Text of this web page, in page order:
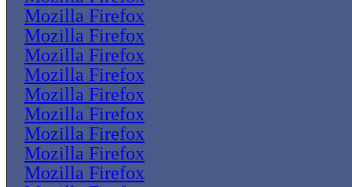
Mozilla Firefox
Mozilla Firefox
Mozilla Firefox
Mozilla Firefox
Mozilla Firefox
Mozilla Firefox
Mozilla Firefox
Mozilla Firefox
Mozilla Firefox